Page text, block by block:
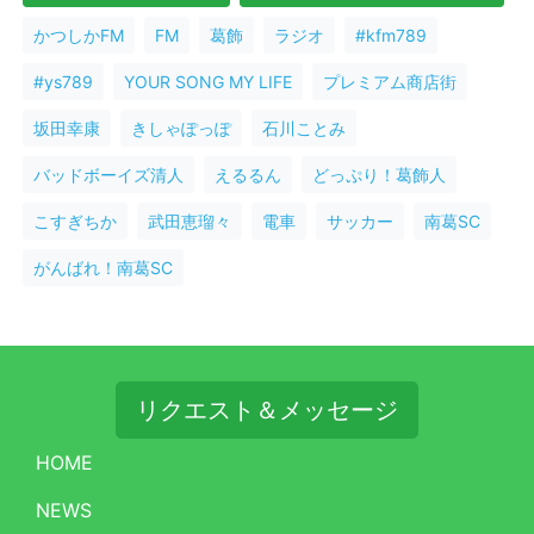
かつしかFM FM 葛飾 ラジオ #kfm789
#ys789 YOUR SONG MY LIFE プレミアム商店街
坂田幸康 きしゃぽっぽ 石川ことみ
バッドボーイズ清人 えるるん どっぷり！葛飾人
こすぎちか 武田恵瑠々 電車 サッカー 南葛SC
がんばれ！南葛SC
リクエスト＆メッセージ
HOME
NEWS